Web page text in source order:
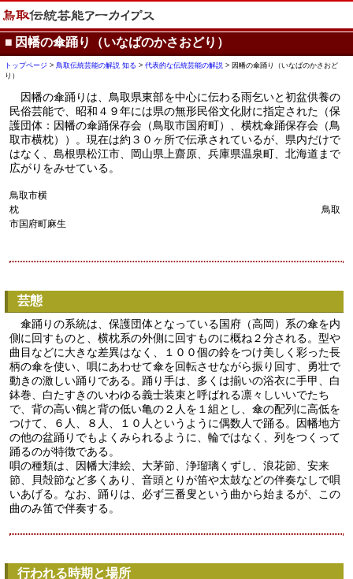
■ 因幡の傘踊り（いなばのかさおどり）
トップページ > 鳥取伝統芸能の解説 知る > 代表的な伝統芸能の解説 > 因幡の傘踊り（いなばのかさおど
り）
因幡の傘踊りは、鳥取県東部を中心に伝わる雨乞いと初盆供養の
民俗芸能で、昭和４９年には県の無形民俗文化財に指定された（保
護団体：因幡の傘踊保存会（鳥取市国府町）、横枕傘踊保存会（鳥
取市横枕））。現在は約３０ヶ所で伝承されているが、県内だけで
はなく、島根県松江市、岡山県上齋原、兵庫県温泉町、北海道まで
広がりをみせている。
鳥取市横
枕 鳥取
市国府町麻生
芸態
傘踊りの系統は、保護団体となっている国府（高岡）系の傘を内
側に回すものと、横枕系の外側に回すものに概ね２分される。型や
曲目などに大きな差異はなく、１００個の鈴をつけ美しく彩った長
柄の傘を使い、唄にあわせて傘を回転させながら振り回す、勇壮で
動きの激しい踊りである。踊り手は、多くは揃いの浴衣に手甲、白
鉢巻、白たすきのいわゆる義士装束と呼ばれる凛々しいいでたち
で、背の高い鶴と背の低い亀の２人を１組とし、傘の配列に高低を
つけて、６人、８人、１０人というように偶数人で踊る。因幡地方
の他の盆踊りでもよくみられるように、輪ではなく、列をつくって
踊るのが特徴である。
唄の種類は、因幡大津絵、大茅節、浄瑠璃くずし、浪花節、安来
節、貝殻節など多くあり、音頭とりが笛や太鼓などの伴奏なしで唄
いあげる。なお、踊りは、必ず三番叟という曲から始まるが、この
曲のみ笛で伴奏する。
行われる時期と場所